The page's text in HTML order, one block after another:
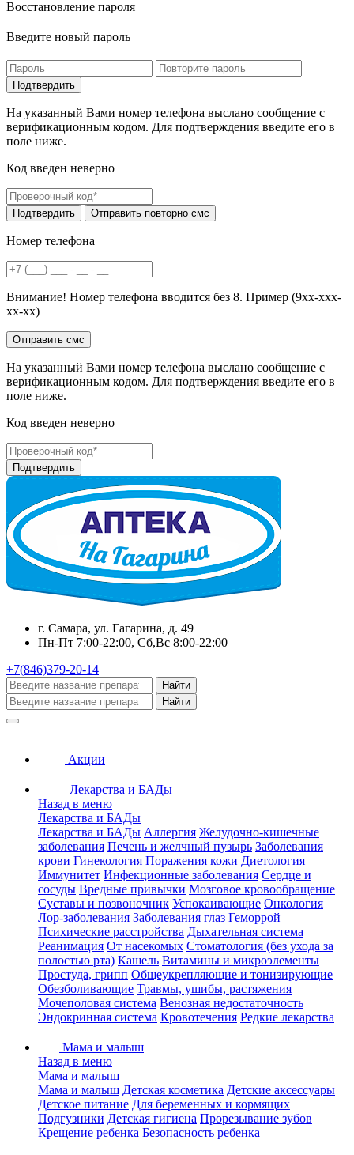
Восстановление пароля
Введите новый пароль
На указанный Вами номер телефона выслано сообщение с
верификационным кодом. Для подтверждения введите его в
поле ниже.
Код введен неверно
Номер телефона
Внимание! Номер телефона вводится без 8. Пример (9хх-ххх-
хх-хх)
На указанный Вами номер телефона выслано сообщение с
верификационным кодом. Для подтверждения введите его в
поле ниже.
Код введен неверно
г. Самара, ул. Гагарина, д. 49
Пн-Пт 7:00-22:00, Сб,Вс 8:00-22:00
+7(846)379-20-14
Найти
Найти
Акции
Лекарства и БАДы
Назад в меню
Лекарства и БАДы
Лекарства и БАДы Аллергия Желудочно-кишечные
заболевания Печень и желчный пузырь Заболевания
крови Гинекология Поражения кожи Диетология
Иммунитет Инфекционные заболевания Сердце и
сосуды Вредные привычки Мозговое кровообращение
Суставы и позвоночник Успокаивающие Онкология
Лор-заболевания Заболевания глаз Геморрой
Психические расстройства Дыхательная система
Реанимация От насекомых Стоматология (без ухода за
полостью рта) Кашель Витамины и микроэлементы
Простуда, грипп Общеукрепляющие и тонизирующие
Обезболивающие Травмы, ушибы, растяжения
Мочеполовая система Венозная недостаточность
Эндокринная система Кровотечения Редкие лекарства
Мама и малыш
Назад в меню
Мама и малыш
Мама и малыш Детская косметика Детские аксессуары
Детское питание Для беременных и кормящих
Подгузники Детская гигиена Прорезывание зубов
Крещение ребенка Безопасность ребенка